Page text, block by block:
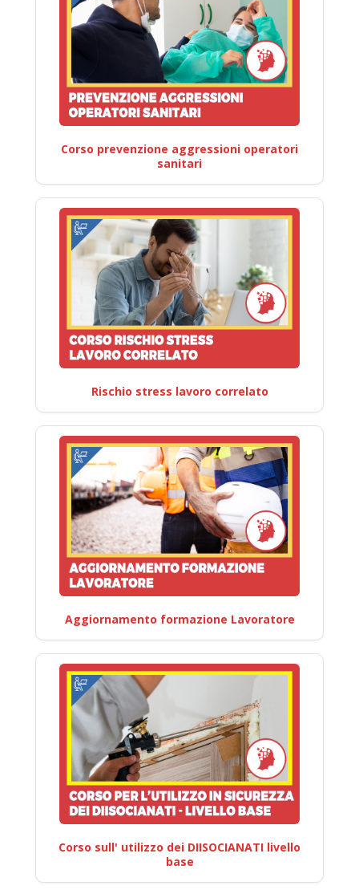
Corso prevenzione aggressioni operatori
sanitari
Rischio stress lavoro correlato
Aggiornamento formazione Lavoratore
Corso sull' utilizzo dei DIISOCIANATI livello
base